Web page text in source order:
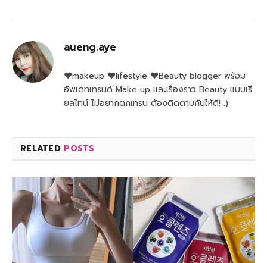
aueng.aye
♥makeup ♥lifestyle ♥Beauty blogger พร้อม
อัพเดทเทรนด์ Make up และเรื่องราว Beauty แบบเรี
ยลไทน์ ไม่อยากตกเทรน ต้องติดตามกันให้ดี! :)
RELATED POSTS